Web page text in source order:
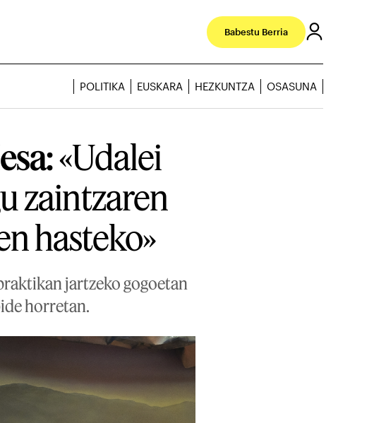
Babestu Berria
POLITIKA EUSKARA HEZKUNTZA OSASUNA
«Udalei
zaintzaren
hasteko»
jartzeko gogoetan
horretan.